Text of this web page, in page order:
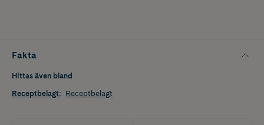
Fakta
Hittas även bland
Receptbelagt: Receptbelagt